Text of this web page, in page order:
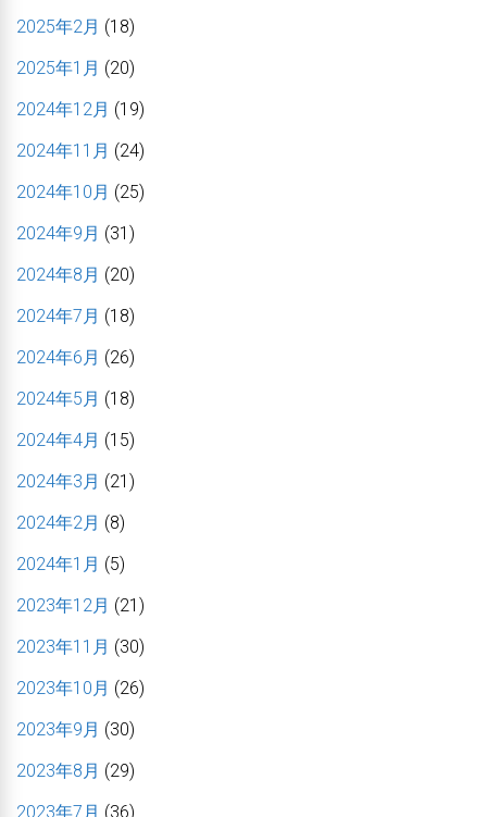
2025年2月 (18)
2025年1月 (20)
2024年12月 (19)
2024年11月 (24)
2024年10月 (25)
2024年9月 (31)
2024年8月 (20)
2024年7月 (18)
2024年6月 (26)
2024年5月 (18)
2024年4月 (15)
2024年3月 (21)
2024年2月 (8)
2024年1月 (5)
2023年12月 (21)
2023年11月 (30)
2023年10月 (26)
2023年9月 (30)
2023年8月 (29)
2023年7月 (36)